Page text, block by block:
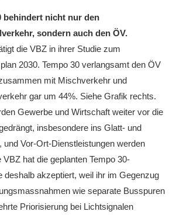
behindert nicht nur den
sondern auch den ÖV.
die VBZ in ihrer Studie zum
2030. Tempo 30 verlangsamt den ÖV
mit Mischverkehr und
gar um 44%. Siehe Grafik rechts.
Gewerbe und Wirtschaft weiter vor die
insbesondere ins Glatt- und
und Vor-Ort-Dienstleistungen werden
VBZ hat die geplanten Tempo 30-
deshalb akzeptiert, weil ihr im Gegenzug
wie separate Busspuren
Priorisierung bei Lichtsignalen